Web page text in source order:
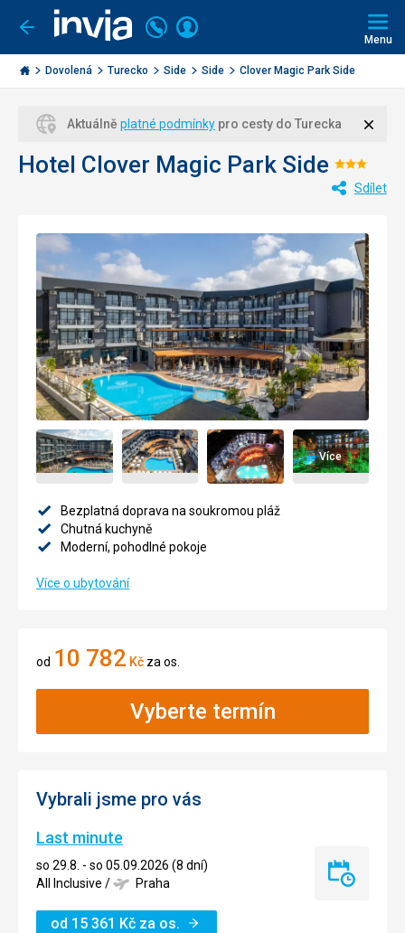
Jít
zpět
Invia.cz
Volejte
226
000
284
Přihlásit
Menu
Dovolená Turecko Side Side Clover Magic Park Side
Aktuálně platné podmínky pro cesty do Turecka
Hotel Clover Magic Park Side
3/5Sdílet
Více
Bezplatná doprava na soukromou pláž
Chutná kuchyně
Moderní, pohodlné pokoje
Více o ubytování
od 10 782 Kč za os.
Vyberte termín
Vybrali jsme pro vás
Last minute
so 29.8. - so 05.09.2026 (8 dní)
All Inclusive / Praha
od 15 361 Kč za os.
Last